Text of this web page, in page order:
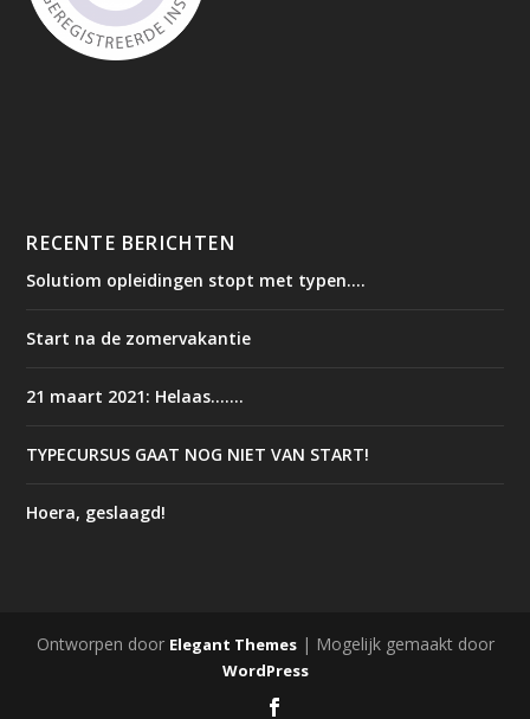
RECENTE BERICHTEN
Solutiom opleidingen stopt met typen….
Start na de zomervakantie
21 maart 2021: Helaas…….
TYPECURSUS GAAT NOG NIET VAN START!
Hoera, geslaagd!
Ontworpen door Elegant Themes| Mogelijk gemaakt door
WordPress